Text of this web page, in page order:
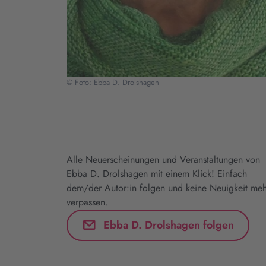
© Foto: Ebba D. Drolshagen
Alle Neuerscheinungen und Veranstaltungen von
Ebba D. Drolshagen mit einem Klick! Einfach
dem/der Autor:in folgen und keine Neuigkeit
verpassen.
Ebba D. Drolshagen folgen